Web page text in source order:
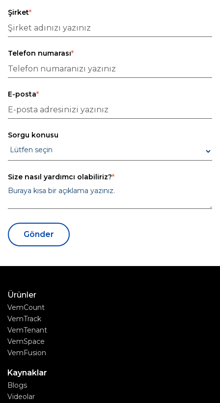
Şirket*
Telefon numarası*
E-posta*
Sorgu konusu
Size nasıl yardımcı olabiliriz?*
Ürünler
VemCount
VemTrack
VemTenant
VemSpace
VemFusion
Kaynaklar
Blogs
Videolar